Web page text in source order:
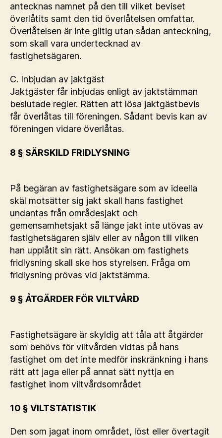
antecknas namnet på den till vilket beviset
överlåtits samt den tid överlåtelsen omfattar.
Överlåtelsen är inte giltig utan sådan anteckning,
som skall vara undertecknad av
fastighetsägaren.
C. Inbjudan av jaktgäst
Jaktgäster får inbjudas enligt av jaktstämman
beslutade regler. Rätten att lösa jaktgästbevis
får överlåtas till föreningen. Sådant bevis kan av
föreningen vidare överlåtas.
8 § SÄRSKILD FRIDLYSNING
På begäran av fastighetsägare som av ideella
skäl motsätter sig jakt skall hans fastighet
undantas från områdesjakt och
gemensamhetsjakt så länge jakt inte utövas av
fastighetsägaren själv eller av någon till vilken
han upplåtit sin rätt. Ansökan om fastighets
fridlysning skall ske hos styrelsen. Fråga om
fridlysning prövas vid jaktstämma.
9 § ÅTGÄRDER FÖR VILTVÅRD
Fastighetsägare är skyldig att tåla att åtgärder
som behövs för viltvården vidtas på hans
fastighet om det inte medför inskränkning i hans
rätt att jaga eller på annat sätt nyttja en
fastighet inom viltvårdsområdet
10 § VILTSTATISTIK
Den som jagat inom området, löst eller övertagit